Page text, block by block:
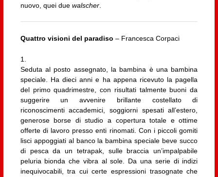
nuovo, quei due walscher.
Quattro visioni del paradiso – Francesca Corpaci
1.
Seduta al posto assegnato, la bambina è una bambina
speciale. Ha dieci anni e ha appena ricevuto la pagella
del primo quadrimestre, con risultati talmente buoni da
suggerire un avvenire brillante costellato di
riconoscimenti accademici, soggiorni spesati all’estero,
generose borse di studio a copertura totale e ottime
offerte di lavoro presso enti rinomati. Con i piccoli gomiti
lisci appoggiati al banco la bambina speciale beve succo
di pesca da un tetrapak, sulle braccia un’impalpabile
peluria bionda che vibra al sole. Da una serie di indizi
inequivocabili, tra cui certe espressioni trasognate che